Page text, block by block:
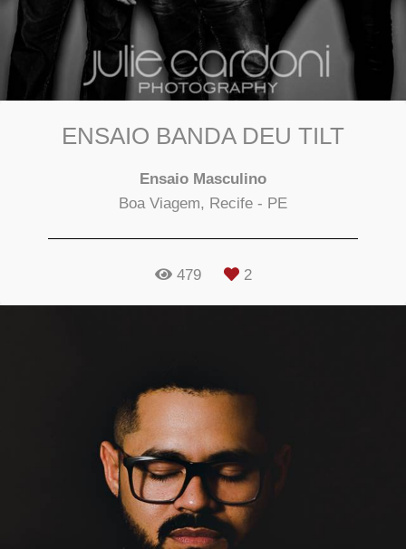
ENSAIO BANDA DEU TILT
Ensaio Masculino
Boa Viagem, Recife - PE
479 2